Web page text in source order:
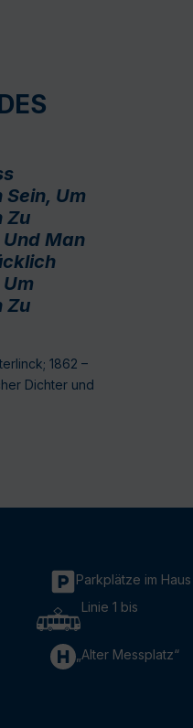
Um
Zu
Man
Zu
1862 –
Dichter und
Parkplätze im Haus
Linie 1 bis
„Alter Messplatz“